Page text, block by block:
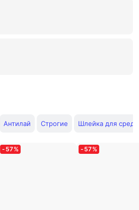
Антилай Строгие Шлейка для
- 57% - 57%